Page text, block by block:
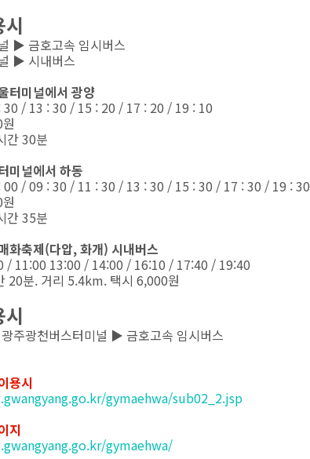
▶ 금호고속 임시버스
▶ 시내버스
터미널에서 광양
/ 13 : 30 / 15 : 20 / 17 : 20 / 19 : 10
간 30분
미널에서 하동
/ 09 : 30 / 11 : 30 / 13 : 30 / 15 : 30 / 17 : 30 / 19 : 30
간 35분
화축제(다압, 화개) 시내버스
/ 11:00 13:00 / 14:00 / 16:10 / 17:40 / 19:40
20분. 거리 5.4km. 택시 6,000원
주광천버스터미널 ▶ 금호고속 임시버스
용시
gymaehwa/sub02_2.jsp
지
gymaehwa/